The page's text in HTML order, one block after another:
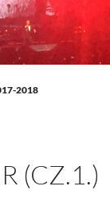
2018
(CZ.1.)